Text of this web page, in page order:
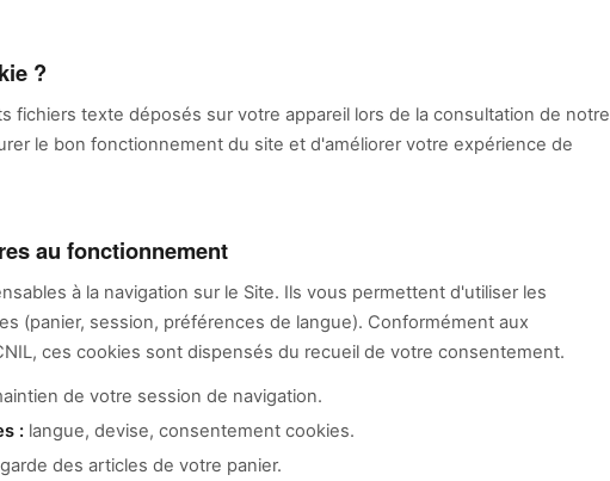
?
fichiers texte déposés sur votre appareil lors de la consultation de notre
le bon fonctionnement du site et d'améliorer votre expérience de
au fonctionnement
à la navigation sur le Site. Ils vous permettent d'utiliser les
(panier, session, préférences de langue). Conformément aux
ces cookies sont dispensés du recueil de votre consentement.
de votre session de navigation.
: langue, devise, consentement cookies.
des articles de votre panier.